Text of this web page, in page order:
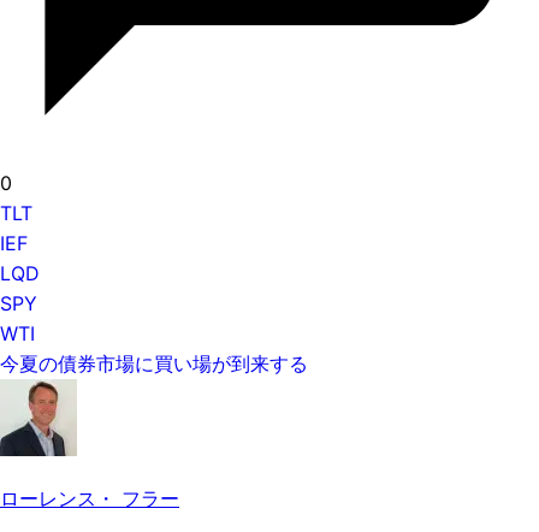
0
TLT
IEF
LQD
SPY
WTI
今夏の債券市場に買い場が到来する
ローレンス・ フラー